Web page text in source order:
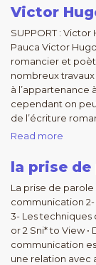
Victor
SUPPORT : Victor
Pauca Victor
romancier et
nombreux
à l’appartenance
cependant on
de l’écriture
Read more
la prise de
La prise de
communication
3- Les techniques
or 2 Sni* to View
communication
une relation avec